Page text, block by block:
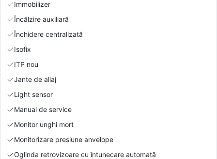
Immobilizer
Încălzire auxiliară
Închidere centralizată
Isofix
ITP nou
Jante de aliaj
Light sensor
Manual de service
Monitor unghi mort
Monitorizare presiune anvelope
Oglinda retrovizoare cu întunecare automată